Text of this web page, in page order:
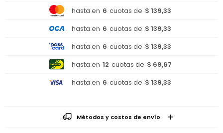
hasta en 6 cuotas de $ 139,33
hasta en 6 cuotas de $ 139,33
hasta en 6 cuotas de $ 139,33
hasta en 12 cuotas de $ 69,67
hasta en 6 cuotas de $ 139,33
Métodos y costos de envío